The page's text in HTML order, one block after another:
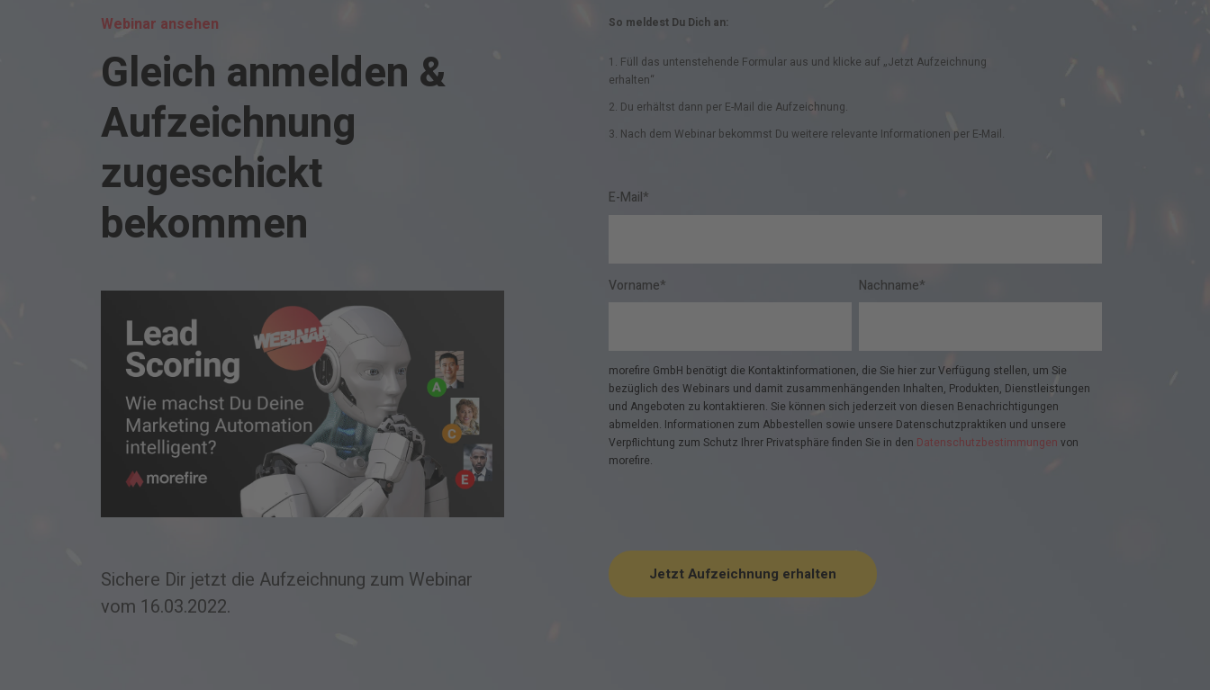
Webinar ansehen
Gleich anmelden &
Aufzeichnung
zugeschickt
bekommen
Sichere Dir jetzt die Aufzeichnung zum Webinar
vom 16.03.2022.
So meldest Du Dich an:
1. Füll das untenstehende Formular aus und klicke auf „Jetzt Aufzeichnung
erhalten“
2. Du erhältst dann per E-Mail die Aufzeichnung.
3. Nach dem Webinar bekommst Du weitere relevante Informationen per E-Mail.
E-Mail*
Vorname* Nachname*
morefire GmbH benötigt die Kontaktinformationen, die Sie hier zur Verfügung stellen, um Sie
bezüglich des Webinars und damit zusammenhängenden Inhalten, Produkten, Dienstleistungen
und Angeboten zu kontaktieren. Sie können sich jederzeit von diesen Benachrichtigungen
abmelden. Informationen zum Abbestellen sowie unsere Datenschutzpraktiken und unsere
Verpflichtung zum Schutz Ihrer Privatsphäre finden Sie in den Datenschutzbestimmungen von
morefire.